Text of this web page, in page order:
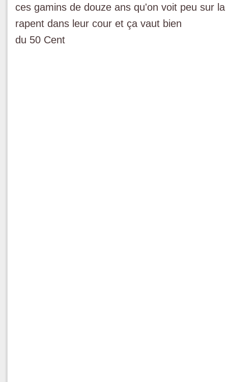
ces gamins de douze ans qu'on voit peu sur la
rapent dans leur cour et ça vaut bien
du 50 Cent